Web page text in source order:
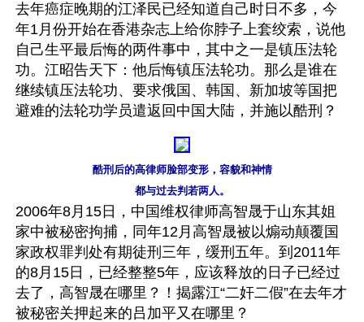
去年癌症晚期的江泽民已经知道自己时日不多，今
年1月份开始在香港杂志上给你脖子上套绞索，说他
自己生平最后悔的两件事中，其中之一是镇压法轮
功。江昭告天下：他后悔镇压法轮功。那么是谁在
继续镇压法轮功、要求俄国、韩国、新加坡等国把
避难的法轮功学员遣返回中国大陆，并施以酷刑？
酷刑后的高律师脸部变形，容貌和神情
都与过去判若两人。
2006年8月15日，中国维权律师高智晟于山东其姐
家中被秘密拘捕，同年12月高智晟被以煽动颠覆国
家政权罪判处有期徒刑三年，缓刑五年。到2011年
的8月15日，已经整整5年，应该释放的日子已经过
去了，高智晟在哪里？！揭露江“二奸二假”在去年才
被秘密关押起来的吕加平又在哪里？